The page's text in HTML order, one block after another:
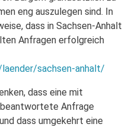
eng auszulegen sind. In
dass in Sachsen-Anhalt
Anfragen erfolgreich
sachsen-anhalt/
dass eine mit
Anfrage
dass umgekehrt eine